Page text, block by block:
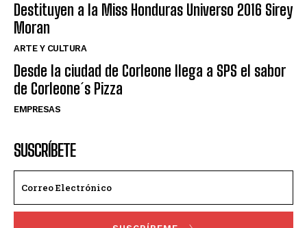
Destituyen a la Miss Honduras Universo 2016 Sirey
Moran
ARTE Y CULTURA
Desde la ciudad de Corleone llega a SPS el sabor
de Corleone´s Pizza
EMPRESAS
SUSCRÍBETE